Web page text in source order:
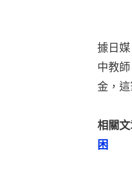
據日
中教
金，
相關文
困